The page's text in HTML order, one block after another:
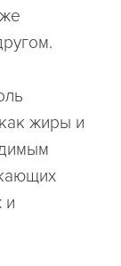
жиры и
и